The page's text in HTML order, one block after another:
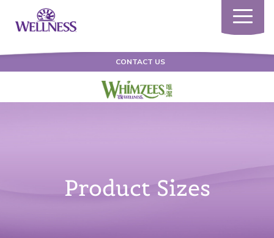
Toggle
CONTACT US
Product Sizes